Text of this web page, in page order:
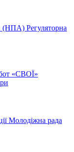
(НПА) Регуляторна
«СВОЇ»
Молодіжна рада